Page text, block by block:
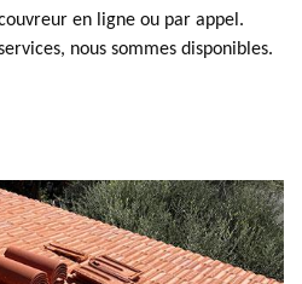
en ligne ou par appel.
nous sommes disponibles.